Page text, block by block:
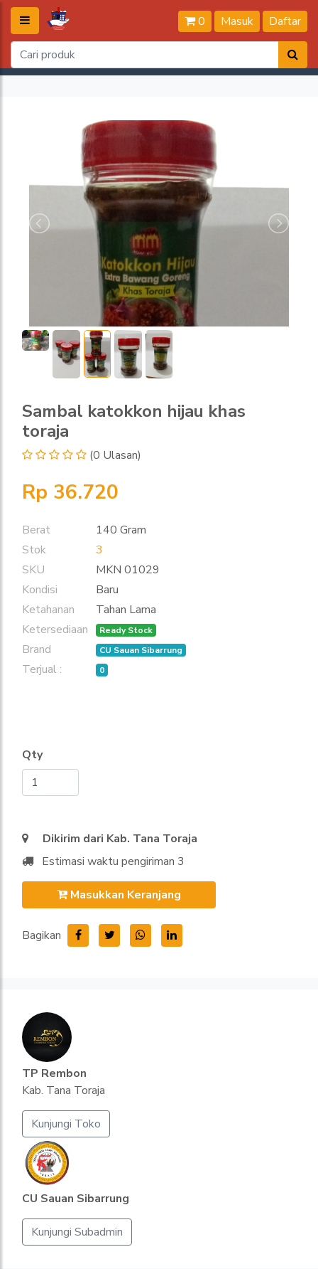
0 Masuk Daftar
Sambal katokkon hijau khas
toraja
(0 Ulasan)
Rp 36.720
Berat
140 Gram
Stok
3
SKU
MKN 01029
Kondisi
Baru
Ketahanan
Tahan Lama
Ketersediaan
Ready Stock
Brand CU Sauan Sibarrung
Terjual : 0
Qty
Dikirim dari Kab. Tana Toraja
Estimasi waktu pengiriman 3
Masukkan Keranjang
Bagikan
TP Rembon
Kab. Tana Toraja
Kunjungi Toko
CU Sauan Sibarrung
Kunjungi Subadmin